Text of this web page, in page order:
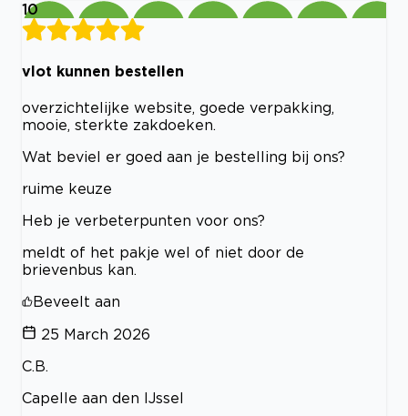
10
vlot kunnen bestellen
overzichtelijke website, goede verpakking,
mooie, sterkte zakdoeken.
Wat beviel er goed aan je bestelling bij ons?
ruime keuze
Heb je verbeterpunten voor ons?
meldt of het pakje wel of niet door de
brievenbus kan.
Beveelt aan
25 March 2026
C.B.
Capelle aan den IJssel